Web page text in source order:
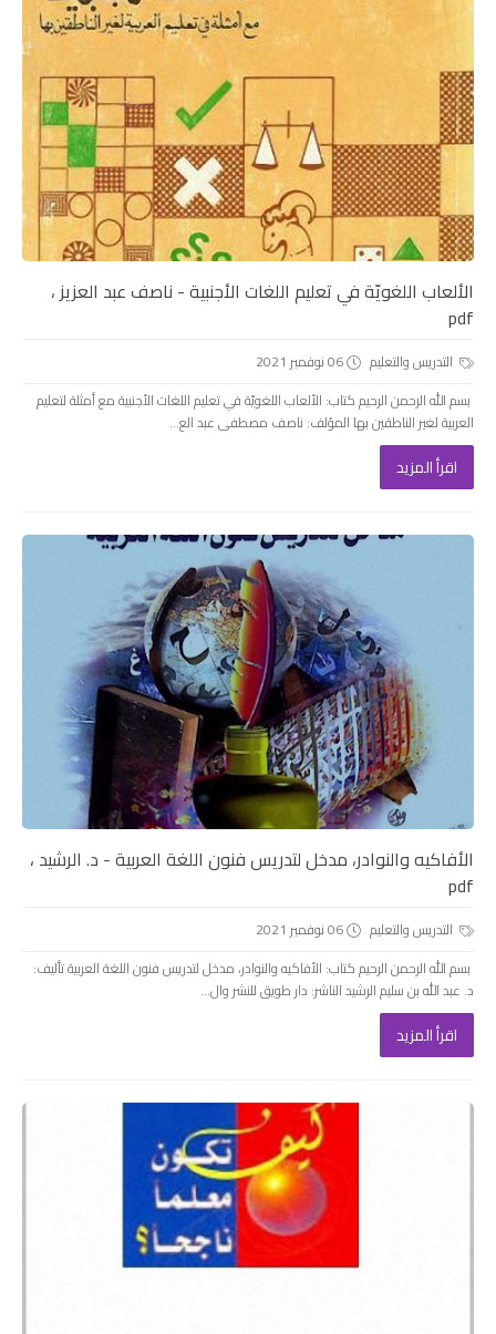
الألعاب اللغويّة في تعليم اللغات الأجنبية - ناصف عبد العزيز ،
pdf
التدريس والتعليم
06 نوفمبر 2021
بسم الله الرحمن الرحيم كتاب: الألعاب اللغويّة في تعليم اللغات الأجنبية مع أمثلة لتعليم
العربية لغير الناطقين بها المؤلف: ناصف مصطفى عبد الع...
اقرأ المزيد
الأفاكيه والنوادر، مدخل لتدريس فنون اللغة العربية - د. الرشيد ،
pdf
التدريس والتعليم
06 نوفمبر 2021
بسم الله الرحمن الرحيم كتاب: الأفاكيه والنوادر، مدخل لتدريس فنون اللغة العربية تأليف:
د. عبد الله بن سليم الرشيد الناشر: دار طويق للنشر وال...
اقرأ المزيد